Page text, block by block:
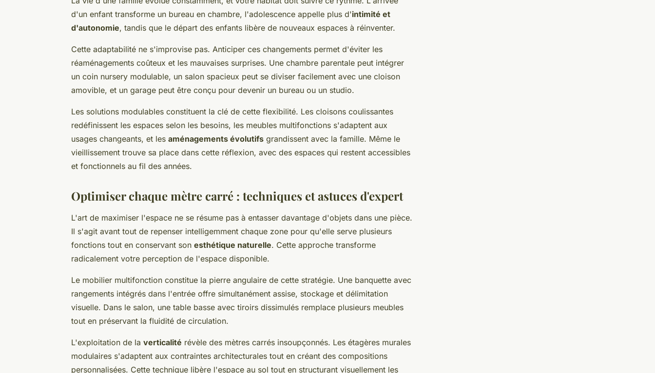
d'un enfant transforme un bureau en chambre, l'adolescence appelle plus d'intimité et
d'autonomie, tandis que le départ des enfants libère de nouveaux espaces à réinventer.
Cette adaptabilité ne s'improvise pas. Anticiper ces changements permet d'éviter les
réaménagements coûteux et les mauvaises surprises. Une chambre parentale peut intégrer
un coin nursery modulable, un salon spacieux peut se diviser facilement avec une cloison
amovible, et un garage peut être conçu pour devenir un bureau ou un studio.
Les solutions modulables constituent la clé de cette flexibilité. Les cloisons coulissantes
redéfinissent les espaces selon les besoins, les meubles multifonctions s'adaptent aux
usages changeants, et les aménagements évolutifs grandissent avec la famille. Même le
vieillissement trouve sa place dans cette réflexion, avec des espaces qui restent accessibles
et fonctionnels au fil des années.
Optimiser chaque mètre carré : techniques et astuces d'expert
L'art de maximiser l'espace ne se résume pas à entasser davantage d'objets dans une pièce.
Il s'agit avant tout de repenser intelligemment chaque zone pour qu'elle serve plusieurs
fonctions tout en conservant son esthétique naturelle. Cette approche transforme
radicalement votre perception de l'espace disponible.
Le mobilier multifonction constitue la pierre angulaire de cette stratégie. Une banquette avec
rangements intégrés dans l'entrée offre simultanément assise, stockage et délimitation
visuelle. Dans le salon, une table basse avec tiroirs dissimulés remplace plusieurs meubles
tout en préservant la fluidité de circulation.
L'exploitation de la verticalité révèle des mètres carrés insoupçonnés. Les étagères murales
modulaires s'adaptent aux contraintes architecturales tout en créant des compositions
personnalisées. Cette technique libère l'espace au sol tout en structurant visuellement les